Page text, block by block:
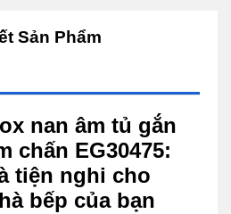
Sản Phẩm
nan âm tủ gắn
chấn EG30475:
tiện nghi cho
bếp của bạn